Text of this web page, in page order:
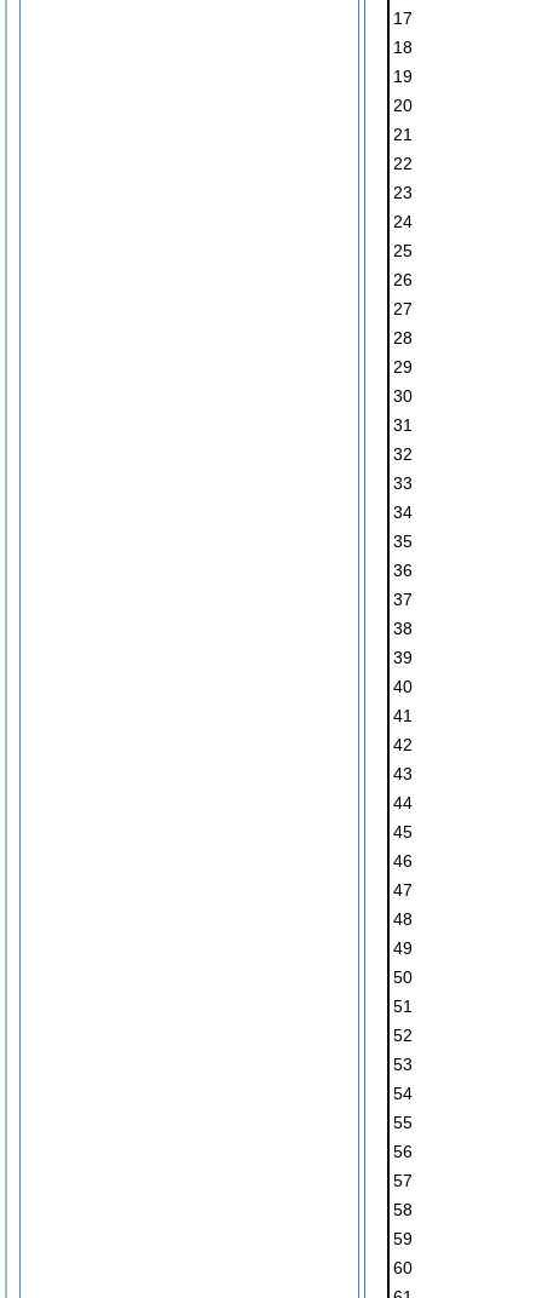
17
18
19
20
21
22
23
24
25
26
27
28
29
30
31
32
33
34
35
36
37
38
39
40
41
42
43
44
45
46
47
48
49
50
51
52
53
54
55
56
57
58
59
60